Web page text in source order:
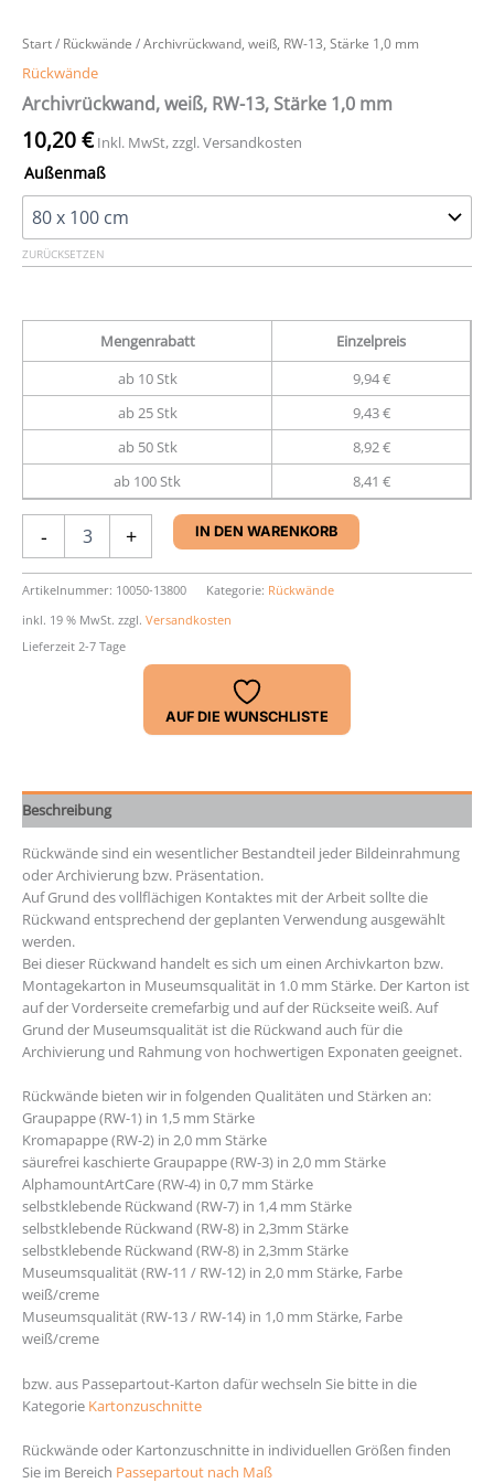
Start/ Rückwände / Archivrückwand, weiß, RW-13, Stärke 1,0 mm
Rückwände
Archivrückwand, weiß, RW-13, Stärke 1,0 mm
10,20€ Inkl. MwSt, zzgl. Versandkosten
Außenmaß
ZURÜCKSETZEN
Mengenrabatt
Einzelpreis
ab 10 Stk
9,94 €
ab 25 Stk
9,43 €
ab 50 Stk
8,92 €
ab 100 Stk
8,41 €
-
weiß,
RW-
13,
Stärke
mm
+ IN DEN WARENKORB
Artikelnummer: 10050-13800 Kategorie: Rückwände
inkl. 19 % MwSt. zzgl. Versandkosten
Lieferzeit 2-7 Tage
AUF DIE WUNSCHLISTE
Beschreibung
Rückwände sind ein wesentlicher Bestandteil jeder Bildeinrahmung
oder Archivierung bzw. Präsentation.
Auf Grund des vollflächigen Kontaktes mit der Arbeit sollte die
Rückwand entsprechend der geplanten Verwendung ausgewählt
werden.
Bei dieser Rückwand handelt es sich um einen Archivkarton bzw.
Montagekarton in Museumsqualität in 1.0 mm Stärke. Der Karton ist
auf der Vorderseite cremefarbig und auf der Rückseite weiß. Auf
Grund der Museumsqualität ist die Rückwand auch für die
Archivierung und Rahmung von hochwertigen Exponaten geeignet.
Rückwände bieten wir in folgenden Qualitäten und Stärken an:
Graupappe (RW-1) in 1,5 mm Stärke
Kromapappe (RW-2) in 2,0 mm Stärke
säurefrei kaschierte Graupappe (RW-3) in 2,0 mm Stärke
AlphamountArtCare (RW-4) in 0,7 mm Stärke
selbstklebende Rückwand (RW-7) in 1,4 mm Stärke
selbstklebende Rückwand (RW-8) in 2,3mm Stärke
selbstklebende Rückwand (RW-8) in 2,3mm Stärke
Museumsqualität (RW-11 / RW-12) in 2,0 mm Stärke, Farbe
weiß/creme
Museumsqualität (RW-13 / RW-14) in 1,0 mm Stärke, Farbe
weiß/creme
bzw. aus Passepartout-Karton dafür wechseln Sie bitte in die
Kategorie Kartonzuschnitte
Rückwände oder Kartonzuschnitte in individuellen Größen finden
Sie im Bereich Passepartout nach Maß